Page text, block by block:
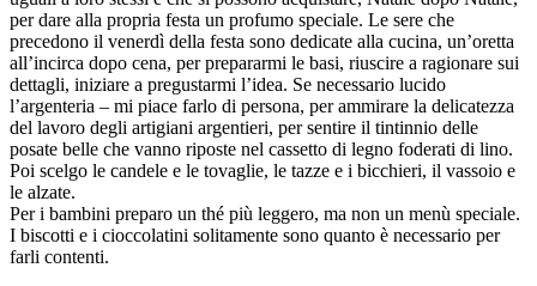
per dare alla propria festa un profumo speciale. Le sere che
precedono il venerdì della festa sono dedicate alla cucina, un’oretta
all’incirca dopo cena, per prepararmi le basi, riuscire a ragionare sui
dettagli, iniziare a pregustarmi l’idea. Se necessario lucido
l’argenteria – mi piace farlo di persona, per ammirare la delicatezza
del lavoro degli artigiani argentieri, per sentire il tintinnio delle
posate belle che vanno riposte nel cassetto di legno foderati di lino.
Poi scelgo le candele e le tovaglie, le tazze e i bicchieri, il vassoio e
le alzate.
Per i bambini preparo un thé più leggero, ma non un menù speciale.
I biscotti e i cioccolatini solitamente sono quanto è necessario per
farli contenti.